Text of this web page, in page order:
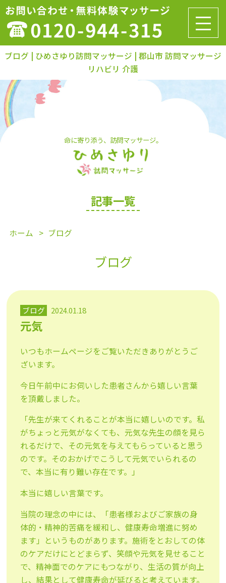
ブログ | ひめさゆり訪問マッサージ | 郡山市 訪問マッサージ
リハビリ 介護
命に寄り添う、訪問マッサージ。
記事一覧
ホーム ブログ
ブログ
ブログ 2024.01.18
元気
いつもホームページをご覧いただきありがとうご
ざいます。
今日午前中にお伺いした患者さんから嬉しい言葉
を頂戴しました。
「先生が来てくれることが本当に嬉しいのです。私
がちょっと元気がなくても、元気な先生の顔を見ら
れるだけで、その元気を与えてもらっていると思う
のです。そのおかげでこうして元気でいられるの
で、本当に有り難い存在です。」
本当に嬉しい言葉です。
当院の理念の中には、「患者様およびご家族の身
体的・精神的苦痛を緩和し、健康寿命増進に努め
ます」というものがあります。施術をとおしての体
のケアだけにとどまらず、笑顔や元気を見せること
で、精神面でのケアにもつながり、生活の質が向上
し、結果として健康寿命が延びると考えています。